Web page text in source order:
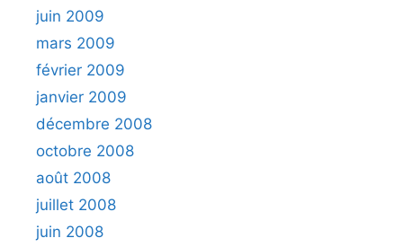
juin 2009
mars 2009
février 2009
janvier 2009
décembre 2008
octobre 2008
août 2008
juillet 2008
juin 2008